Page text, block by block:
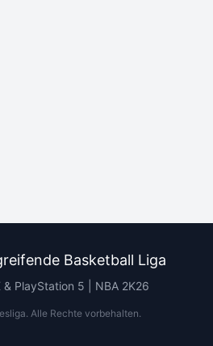
Basketball Liga
& PlayStation 5 | NBA 2K26
Alle Rechte vorbehalten.